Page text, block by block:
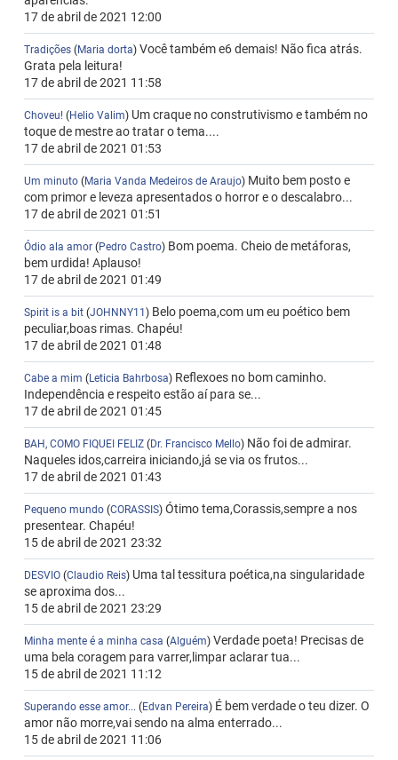
17 de abril de 2021 12:00
Tradições(Maria dorta)Você também e6 demais! Não fica atrás.
Grata pela leitura!
17 de abril de 2021 11:58
Choveu!(Helio Valim) Um craque no construtivismo e também no
toque de mestre ao tratar o tema....
17 de abril de 2021 01:53
Um minuto (Maria Vanda Medeiros de Araujo) Muito bem posto e
com primor e leveza apresentados o horror e o descalabro...
17 de abril de 2021 01:51
Ódio ala amor(Pedro Castro) Bom poema. Cheio de metáforas,
bem urdida! Aplauso!
17 de abril de 2021 01:49
Spirit is a bit (JOHNNY11) Belo poema,com um eu poético bem
peculiar,boas rimas. Chapéu!
17 de abril de 2021 01:48
Cabe a mim (Leticia Bahrbosa) Reflexoes no bom caminho.
Independência e respeito estão aí para se...
17 de abril de 2021 01:45
BAH, COMO FIQUEI FELIZ (Dr. Francisco Mello) Não foi de admirar.
Naqueles idos,carreira iniciando,já se via os frutos...
17 de abril de 2021 01:43
Pequeno mundo(CORASSIS)Ótimo tema,Corassis,sempre a nos
presentear. Chapéu!
15 de abril de 2021 23:32
DESVIO(Claudio Reis) Uma tal tessitura poética,na singularidade
se aproxima dos...
15 de abril de 2021 23:29
Minha mente é a minha casa (Alguém)Verdade poeta! Precisas de
uma bela coragem para varrer,limpar aclarar tua...
15 de abril de 2021 11:12
Superando esse amor... (Edvan Pereira) É bem verdade o teu dizer. O
amor não morre,vai sendo na alma enterrado...
15 de abril de 2021 11:06